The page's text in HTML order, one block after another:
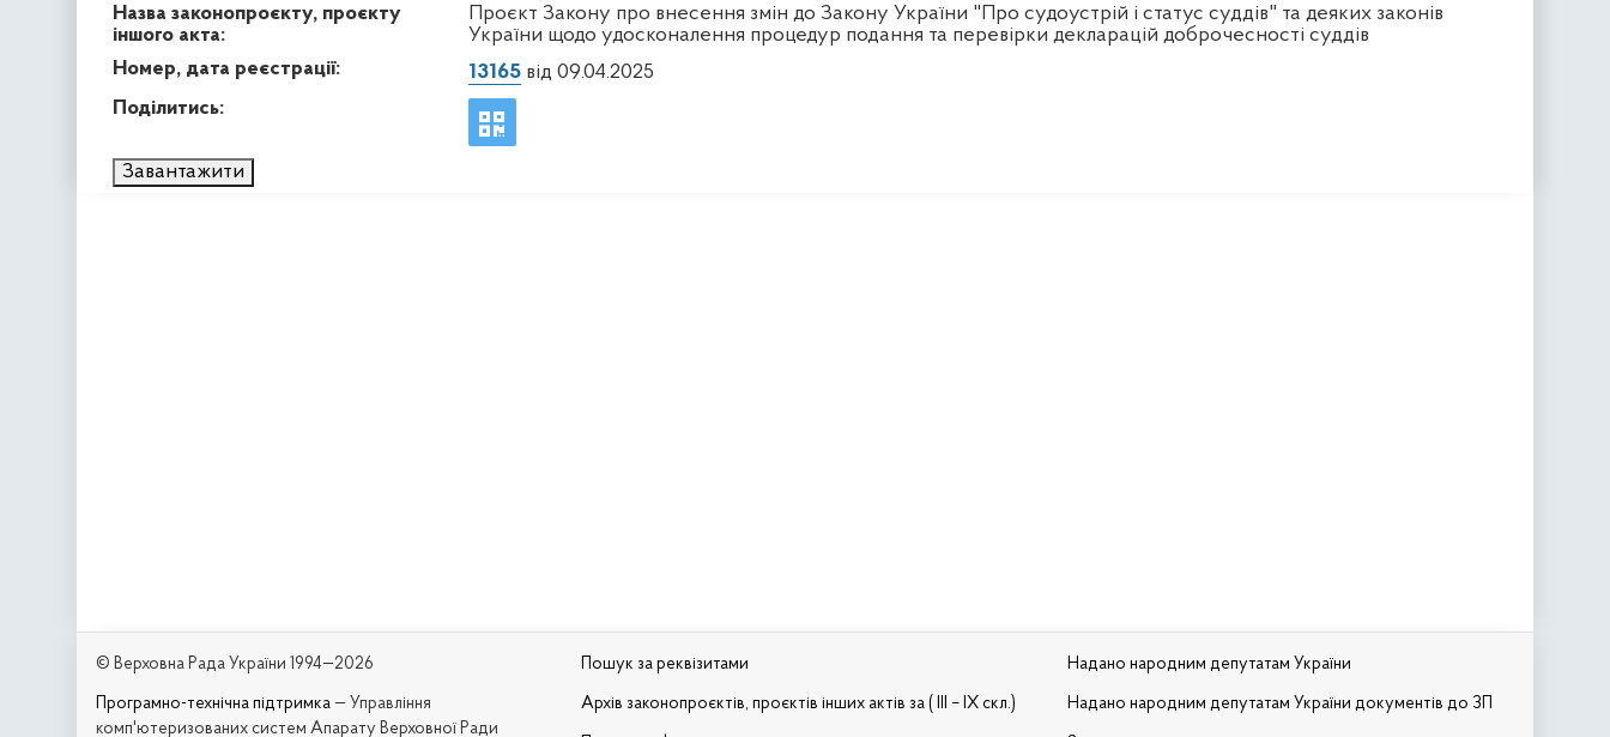
Назва законопроєкту, проєкту
іншого акта:
Проєкт Закону про внесення змін до Закону України "Про судоустрій і статус суддів" та деяких законів
України щодо удосконалення процедур подання та перевірки декларацій доброчесності суддів
Номер, дата реєстрації:
13165від 09.04.2025
Поділитись:
Завантажити
© Верховна Рада України 1994—2026
Програмно-технічна підтримка — Управління
комп'ютеризованих систем Апарату Верховної Ради
Пошук за реквізитами
Архів законопроєктів, проєктів інших актів за ( III – IX скл.)
Надано народним депутатам України
Надано народним депутатам України документів до ЗП